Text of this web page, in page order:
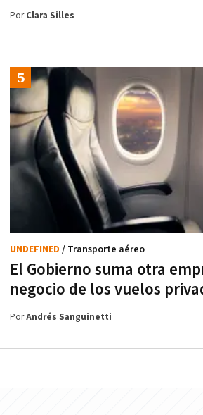
PorClara Silles
El Gobierno suma otra
negocio de los vuelos
UNDEFINED / Transporte aéreo
PorAndrés Sanguinetti